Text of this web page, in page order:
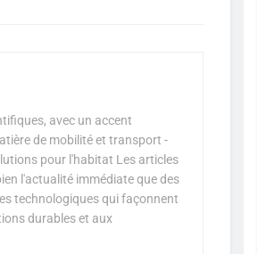
avec un accent
de mobilité et transport -
pour l'habitat Les articles
l'actualité immédiate que des
technologiques qui façonnent
durables et aux